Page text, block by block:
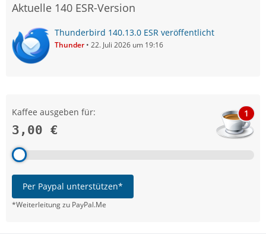
Aktuelle 140 ESR-Version
Thunderbird 140.13.0 ESR veröffentlicht
Thunder 22. Juli 2026 um 19:16
Kaffee ausgeben für:
3,00 €
1
Per Paypal unterstützen*
*Weiterleitung zu PayPal.Me